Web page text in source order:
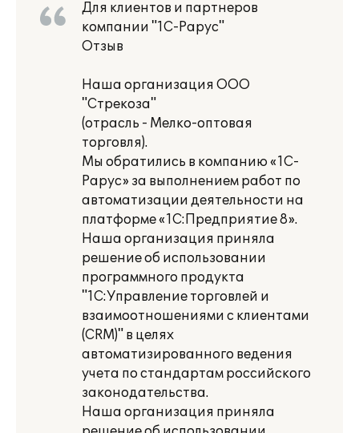
Для клиентов и партнеров
компании "1С-Рарус"
Отзыв
Наша организация ООО
"Стрекоза"
(отрасль - Мелко-оптовая
торговля).
Мы обратились в компанию «1С-
Рарус» за выполнением работ по
автоматизации деятельности на
платформе «1С:Предприятие 8».
Наша организация приняла
решение об использовании
программного продукта
"1С:Управление торговлей и
взаимоотношениями с клиентами
(CRM)" в целях
автоматизированного ведения
учета по стандартам российского
законодательства.
Наша организация приняла